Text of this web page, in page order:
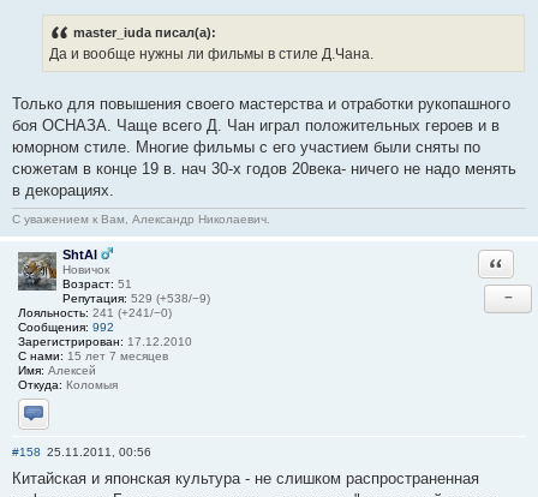
master_iuda писал(а):
Да и вообще нужны ли фильмы в стиле Д.Чана.
Только для повышения своего мастерства и отработки рукопашного
боя ОСНАЗА. Чаще всего Д. Чан играл положительных героев и в
юморном стиле. Многие фильмы с его участием были сняты по
сюжетам в конце 19 в. нач 30-х годов 20века- ничего не надо менять
в декорациях.
С уважением к Вам, Александр Николаевич.
ShtAl
Новичок
Возраст: 51
Репутация: 529 (+538/−9)
Лояльность: 241 (+241/−0)
Сообщения: 992
Зарегистрирован: 17.12.2010
С нами: 15 лет 7 месяцев
Имя: Алексей
Откуда: Коломыя
Отправить личное сообщение
−
#158 25.11.2011, 00:56
Китайская и японская культура - не слишком распространенная